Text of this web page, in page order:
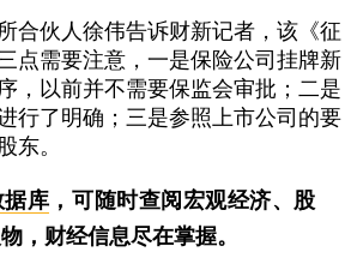
伙人徐伟告诉财新记者，该《征
点需要注意，一是保险公司挂牌新
，以前并不需要保监会审批；二是
行了明确；三是参照上市公司的要
东。
据库 ，可随时查阅宏观经济、股
，财经信息尽在掌握。